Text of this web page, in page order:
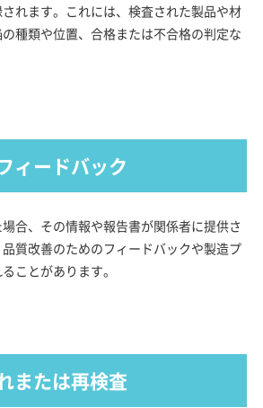
れます。これには、検査された製品や材
種類や位置、合格または不合格の判定な
ィードバック
合、その情報や報告書が関係者に提供さ
質改善のためのフィードバックや製造プ
ことがあります。
または再検査